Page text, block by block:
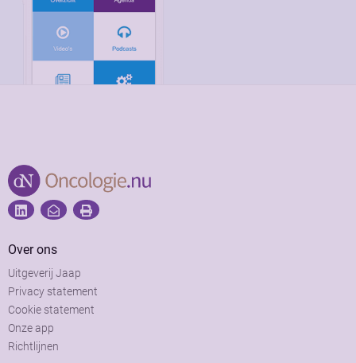
Over ons
Uitgeverij Jaap
Privacy statement
Cookie statement
Onze app
Richtlijnen